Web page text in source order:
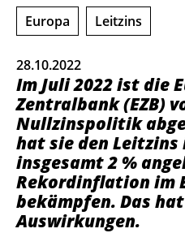
Europa Leitzins
28.10.2022
Im Juli 2022 ist die
Zentralbank (EZB)
Nullzinspolitik
hat sie den
insgesamt 2 %
Rekordinflation im
bekämpfen. Das
Auswirkungen.